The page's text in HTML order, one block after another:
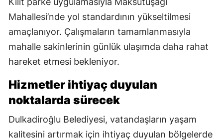
Mahallesi’nde yol standardının yükseltilmesi
amaçlanıyor. Çalışmaların tamamlanmasıyla
mahalle sakinlerinin günlük ulaşımda daha rahat
hareket etmesi bekleniyor.
Hizmetler ihtiyaç duyulan
noktalarda sürecek
Dulkadiroğlu Belediyesi, vatandaşların yaşam
kalitesini artırmak için ihtiyaç duyulan bölgelerde